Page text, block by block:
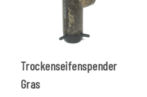
Trockenseifenspender
Gras